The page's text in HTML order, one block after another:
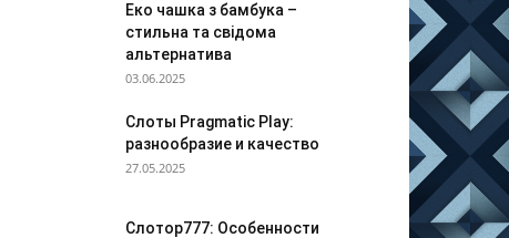
Еко чашка з бамбука –
стильна та свідома
альтернатива
03.06.2025
Слоты Pragmatic Play:
разнообразие и качество
27.05.2025
Слотор777: Особенности